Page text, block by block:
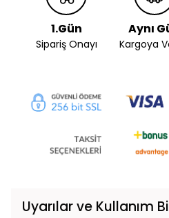
1.Gün
Sipariş Onayı
Aynı
Kargoya
Uyarılar ve Kullanım